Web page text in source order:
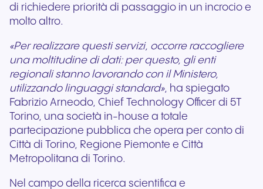
di richiedere priorità di passaggio in un incrocio e
molto altro.
«Per realizzare questi servizi, occorre raccogliere
una moltitudine di dati: per questo, gli enti
regionali stanno lavorando con il Ministero,
utilizzando linguaggi standard», ha spiegato
Fabrizio Arneodo, Chief Technology Officer di 5T
Torino, una società in-house a totale
partecipazione pubblica che opera per conto di
Città di Torino, Regione Piemonte e Città
Metropolitana di Torino.
Nel campo della ricerca scientifica e